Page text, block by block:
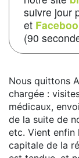
suivre jour
et
(90
Nous quittons
chargée :
médicaux,
de la suite de
etc. Vient enfin
capitale de la